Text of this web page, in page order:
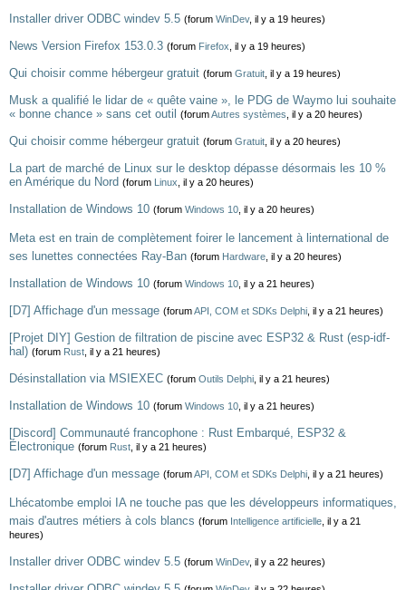
Installer driver ODBC windev 5.5 (forum WinDev, il y a 19 heures)
News Version Firefox 153.0.3 (forum Firefox , il y a 19 heures)
Qui choisir comme hébergeur gratuit (forum Gratuit , il y a 19 heures)
Musk a qualifié le lidar de « quête vaine », le PDG de Waymo lui souhaite
« bonne chance » sans cet outil
(forumAutres systèmes , il y a 20 heures)
Qui choisir comme hébergeur gratuit (forum Gratuit , il y a 20 heures)
La part de marché de Linux sur le desktop dépasse désormais les 10 %
en Amérique du Nord (forum Linux , il y a 20 heures)
Installation de Windows 10 (forum Windows 10 , il y a 20 heures)
Meta est en train de complètement foirer le lancement à linternational de
ses lunettes connectées Ray-Ban (forum Hardware , il y a 20 heures)
Installation de Windows 10 (forum Windows 10 , il y a 21 heures)
[D7] Affichage d'un message (forumAPI, COM et SDKs Delphi , il y a 21 heures)
[Projet DIY] Gestion de filtration de piscine avec ESP32 & Rust (esp-idf-
hal) (forum Rust , il y a 21 heures)
Désinstallation via MSIEXEC (forum Outils Delphi , il y a 21 heures)
Installation de Windows 10 (forum Windows 10 , il y a 21 heures)
[Discord] Communauté francophone : Rust Embarqué, ESP32 &
Électronique (forum Rust , il y a 21 heures)
[D7] Affichage d'un message (forumAPI, COM et SDKs Delphi , il y a 21 heures)
Lhécatombe emploi IA ne touche pas que les développeurs informatiques,
mais d'autres métiers à cols blancs (forum Intelligence artificielle , il y a 21
heures)
Installer driver ODBC windev 5.5 (forum WinDev, il y a 22 heures)